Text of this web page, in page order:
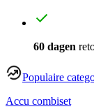
60 dagen
Populaire
Accu combiset